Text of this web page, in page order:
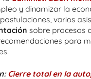
y dinamizar la
varios
sobre procesos
para
Cierre total en la